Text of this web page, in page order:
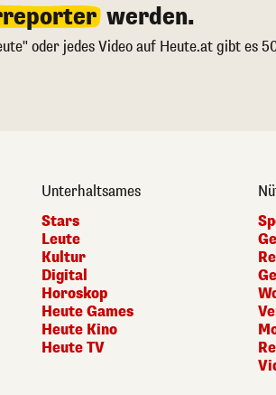
werden.
oder jedes Video auf Heute.at gibt es
Unterhaltsames
Stars
Leute
Kultur
Digital
Horoskop
Heute Games
Heute Kino
Heute TV